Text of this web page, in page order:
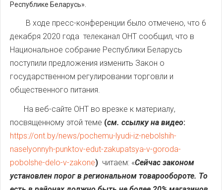
Республике Беларусь».
В ходе пресс-конференции было отмечено, что 6
декабря 2020 года телеканал ОНТ сообщил, что в
Национальное собрание Республики Беларусь
поступили предложения изменить Закон о
государственном регулировании торговли и
общественного питания.
На веб-сайте ОНТ во врезке к материалу,
посвященному этой теме (см. ссылку на видео:
https://ont.by/news/pochemu-lyudi-iz-nebolshih-
naselyonnyh-punktov-edut-zakupatsya-v-goroda-
pobolshe-delo-v-zakone) читаем: «Сейчас законом
установлен порог в региональном товарообороте. То